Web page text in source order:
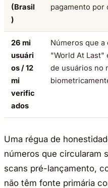
(Brasil
)
pagamento por
26 mi
usuári
os / 12
mi
verific
ados
Números que
"World At Last"
de usuários no
Uma régua de
números que circularam
scans pré-lançamento,
não têm fonte primária